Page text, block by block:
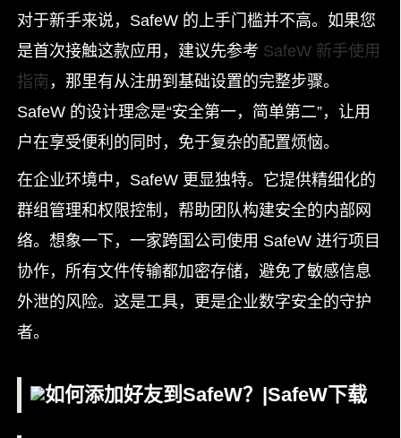
对于新手来说，SafeW 的上手门槛并不高。如果您
是首次接触这款应用，建议先参考 SafeW 新手使用
指南 ，那里有从注册到基础设置的完整步骤。
SafeW 的设计理念是“安全第一，简单第二”，让用
户在享受便利的同时，免于复杂的配置烦恼。
在企业环境中，SafeW 更显独特。它提供精细化的
群组管理和权限控制，帮助团队构建安全的内部网
络。想象一下，一家跨国公司使用 SafeW 进行项目
协作，所有文件传输都加密存储，避免了敏感信息
外泄的风险。这是工具，更是企业数字安全的守护
者。